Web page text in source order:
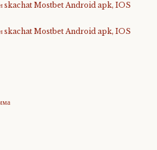
skachat Mostbet Android apk, IOS
skachat Mostbet Android apk, IOS